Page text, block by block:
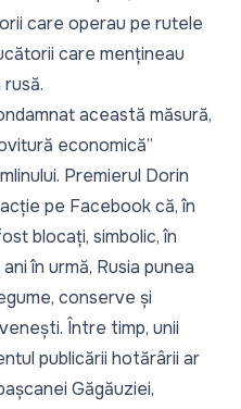
care operau pe rutele
care mențineau
această măsură,
economică”
Premierul Dorin
pe Facebookcă, în
blocați, simbolic, în
în urmă, Rusia punea
conserve și
Între timp, unii
publicării hotărârii ar
Găgăuziei,